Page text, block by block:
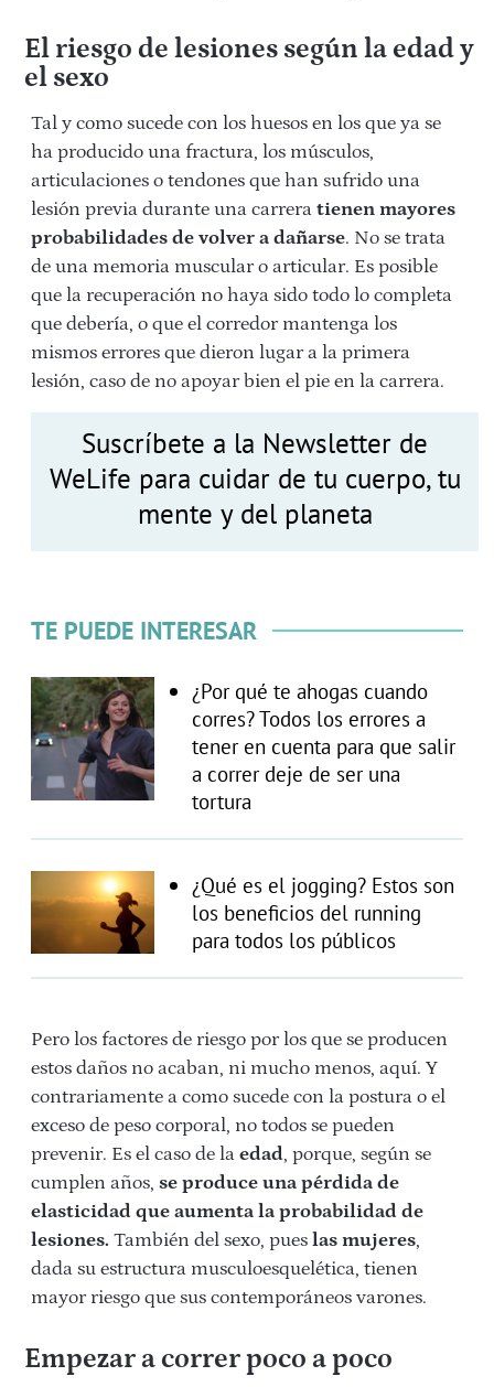
El riesgo de lesiones según la edad y
el sexo
Tal y como sucede con los huesos en los que ya se
ha producido una fractura, los músculos,
articulaciones o tendones que han sufrido una
lesión previa durante una carrera tienen mayores
probabilidades de volver a dañarse. No se trata
de una memoria muscular o articular. Es posible
que la recuperación no haya sido todo lo completa
que debería, o que el corredor mantenga los
mismos errores que dieron lugar a la primera
lesión, caso de no apoyar bien el pie en la carrera.
Suscríbete a la Newsletter de
WeLife para cuidar de tu cuerpo, tu
mente y del planeta
TE PUEDE INTERESAR
¿Por qué te ahogas cuando
corres? Todos los errores a
tener en cuenta para que salir
a correr deje de ser una
tortura
¿Qué es el jogging? Estos son
los beneficios del running
para todos los públicos
Pero los factores de riesgo por los que se producen
estos daños no acaban, ni mucho menos, aquí. Y
contrariamente a como sucede con la postura o el
exceso de peso corporal, no todos se pueden
prevenir. Es el caso de la edad, porque, según se
cumplen años, se produce una pérdida de
elasticidad que aumenta la probabilidad de
lesiones. También del sexo, pues las mujeres,
dada su estructura musculoesquelética, tienen
mayor riesgo que sus contemporáneos varones.
Empezar a correr poco a poco